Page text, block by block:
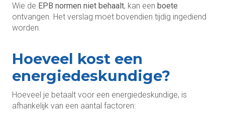
Wie de EPB normen niet behaalt, kan een boete
ontvangen. Het verslag moet bovendien tijdig ingediend
worden.
Hoeveel kost een
energiedeskundige?
Hoeveel je betaalt voor een energiedeskundige, is
afhankelijk van een aantal factoren: